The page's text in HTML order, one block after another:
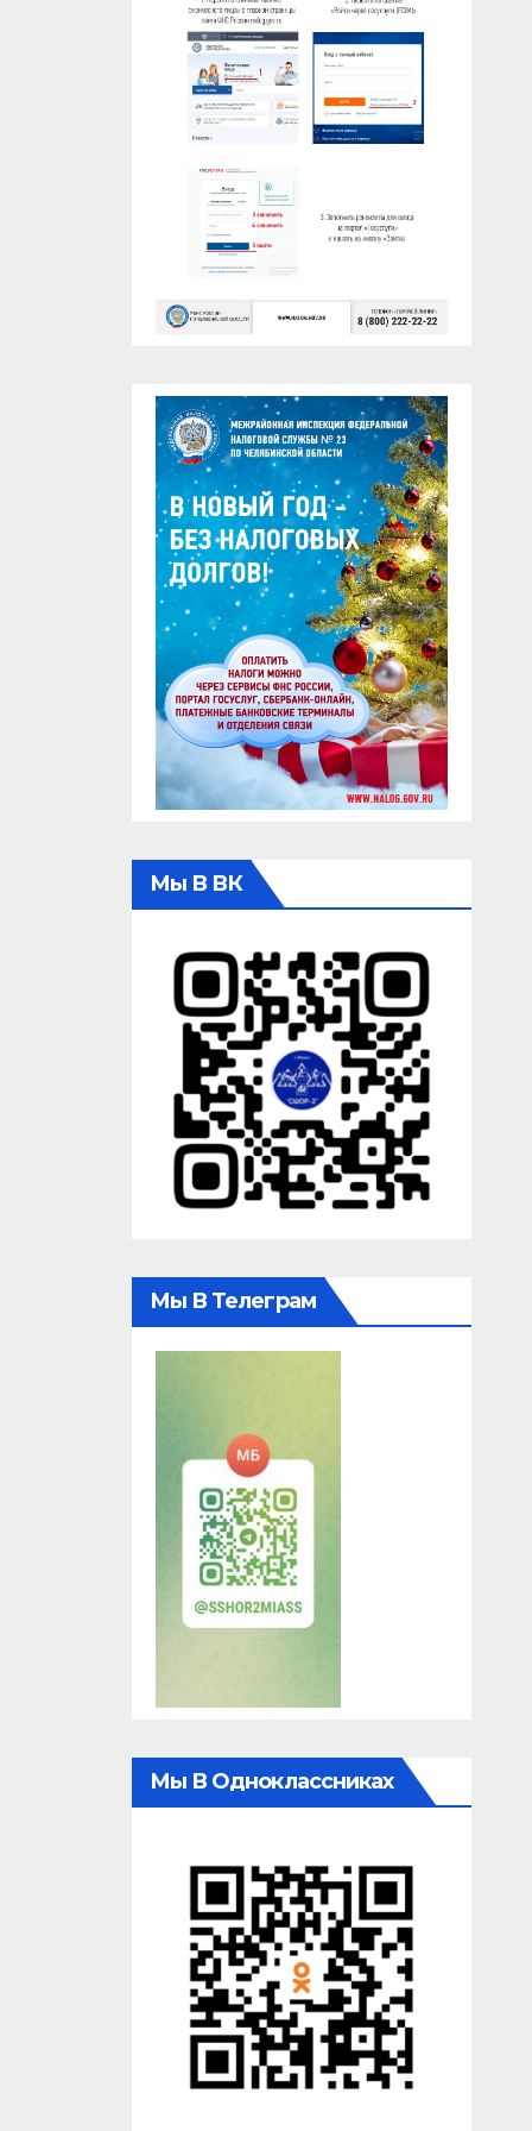
Мы В ВК
Мы В Телеграм
Мы В Одноклассниках